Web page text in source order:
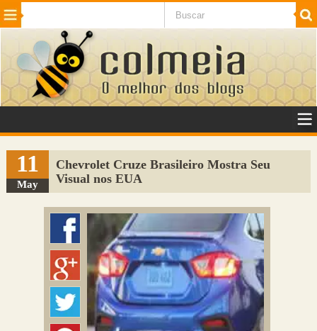
Beleza Cinema e TV
Internet Jogos NotÃ­cias SaÃºde
VeÃ­culos Adulto
Sugerir Link
Adicionar Blog
Colmeia Exchange
11
May
Chevrolet Cruze Brasileiro Mostra Seu
Visual nos EUA